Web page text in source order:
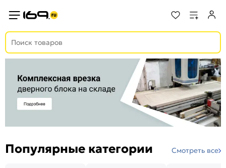
Популярные категории Смотреть все